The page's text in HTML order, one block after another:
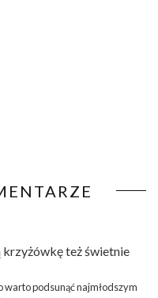
krzyżówkęteż świetnie
warto podsunąć najmłodszym